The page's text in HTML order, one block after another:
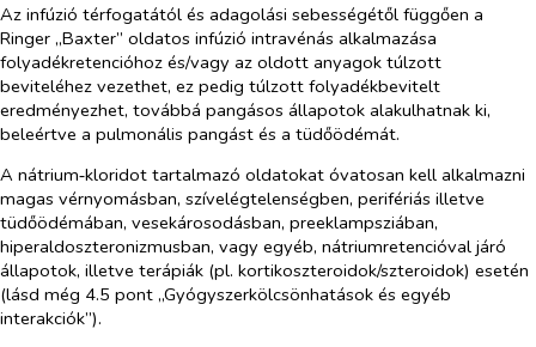
Az infúzió térfogatától és adagolási sebességétől függően a
Ringer „Baxter” oldatos infúzió intravénás alkalmazása
folyadékretencióhoz és/vagy az oldott anyagok túlzott
beviteléhez vezethet, ez pedig túlzott folyadékbevitelt
eredményezhet, továbbá pangásos állapotok alakulhatnak ki,
beleértve a pulmonális pangást és a tüdőödémát.
A nátrium‑kloridot tartalmazó oldatokat óvatosan kell alkalmazni
magas vérnyomásban, szívelégtelenségben, perifériás illetve
tüdőödémában, vesekárosodásban, preeklampsziában,
hiperaldoszteronizmusban, vagy egyéb, nátriumretencióval járó
állapotok, illetve terápiák (pl. kortikoszteroidok/szteroidok) esetén
(lásd még 4.5 pont „Gyógyszerkölcsönhatások és egyéb
interakciók”).